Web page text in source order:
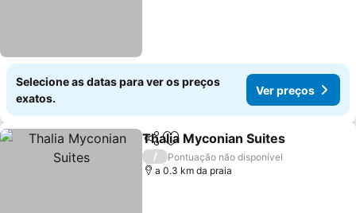
Selecione as datas para ver os preços
exatos.
Ver preços
PartilharAdicionar aos favoritos
Thalia Myconian Suites
/
Pontuação não disponível
a 0.3 km da praia